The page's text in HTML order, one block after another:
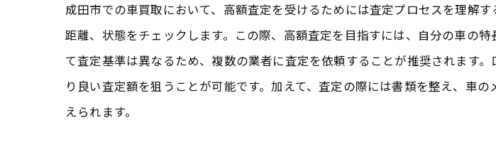
成田市の車買取市場の未
口コミから見る成田市の車買
利用者の声から見る業者
成田市での車買取において、高額査定を受けるためには査定プロセスを理解
距離、状態をチェックします。この際、高額査定を目指すには、自分の車の
て査定基準は異なるため、複数の業者に査定を依頼することが推奨されます
り良い査定額を狙うことが可能です。加えて、査定の際には書類を整え、車
えられます。